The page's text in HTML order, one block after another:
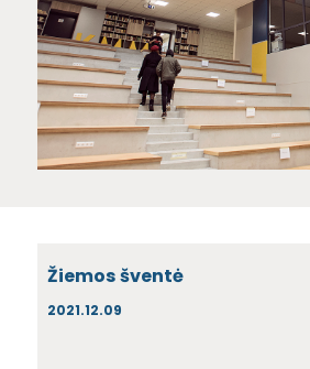
Žiemos šventė
2021.12.09